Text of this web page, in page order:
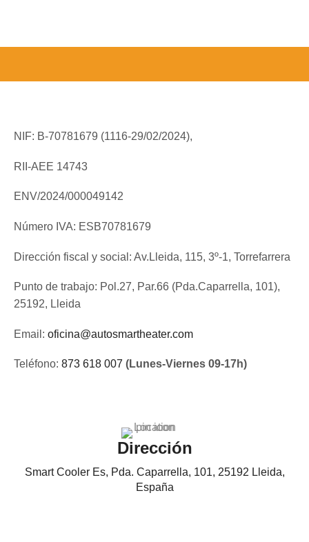
NIF: B-70781679 (1116-29/02/2024),
RII-AEE 14743
ENV/2024/000049142
Número IVA: ESB70781679
Dirección fiscal y social: Av.Lleida, 115, 3º-1, Torrefarrera
Punto de trabajo: Pol.27, Par.66 (Pda.Caparrella, 101),
25192, Lleida
Email: oficina@autosmartheater.com
Teléfono: 873 618 007 (Lunes-Viernes 09-17h)
Dirección
Smart Cooler Es, Pda. Caparrella, 101, 25192 Lleida,
España